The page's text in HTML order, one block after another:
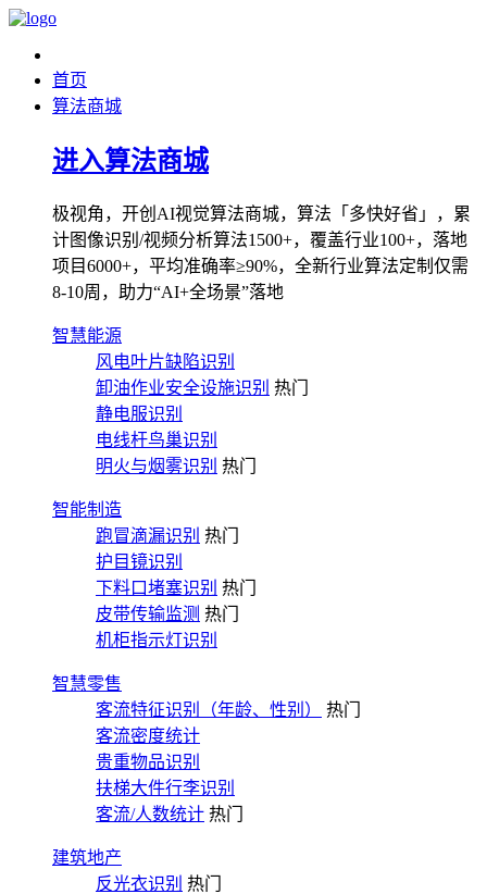
首页
算法商城
进入算法商城
极视角，开创AI视觉算法商城，算法「多快好省」，累
计图像识别/视频分析算法1500+，覆盖行业100+，落地
项目6000+，平均准确率≥90%，全新行业算法定制仅需
8-10周，助力“AI+全场景”落地
智慧能源
风电叶片缺陷识别
卸油作业安全设施识别 热门
静电服识别
电线杆鸟巢识别
明火与烟雾识别 热门
智能制造
跑冒滴漏识别 热门
护目镜识别
下料口堵塞识别 热门
皮带传输监测 热门
机柜指示灯识别
智慧零售
客流特征识别（年龄、性别）
热门
客流密度统计
贵重物品识别
扶梯大件行李识别
客流/人数统计 热门
建筑地产
反光衣识别 热门